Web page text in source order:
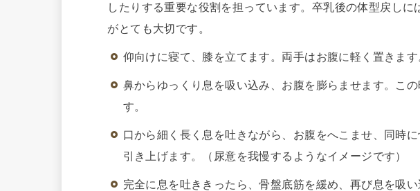
したりする重要な役割を担っています。卒乳後の体型戻しに
がとても大切です。
仰向けに寝て、膝を立てます。両手はお腹に軽く置きます
鼻からゆっくり息を吸い込み、お腹を膨らませます。こ
す。
口から細く長く息を吐きながら、お腹をへこませ、同時
引き上げます。（尿意を我慢するようなイメージです）
完全に息を吐ききったら、骨盤底筋を緩め、再び息を吸い